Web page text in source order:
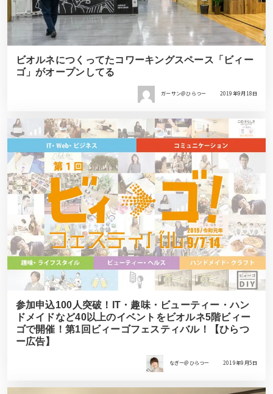
ビオルネにつくってたコワーキングスペース「ビィー
ゴ」がオープンしてる
ガーサン＠ひらつー 2019年9月18日
参加申込100人突破！IT・趣味・ビューティー・ハン
ドメイドなど40以上のイベントをビオルネ5階ビィー
ゴで開催！第1回ビィーゴフェスティバル！【ひらつ
ー広告】
なぎー＠ひらつー 2019年9月5日